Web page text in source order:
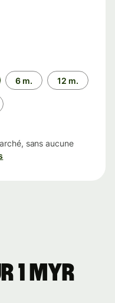
6 m. 12 m.
sans aucune
1 MYR